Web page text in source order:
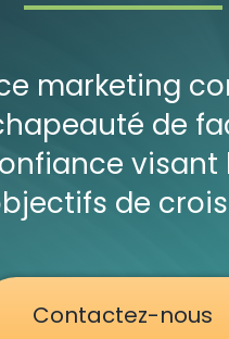
marketing
de
de
Contactez-nous